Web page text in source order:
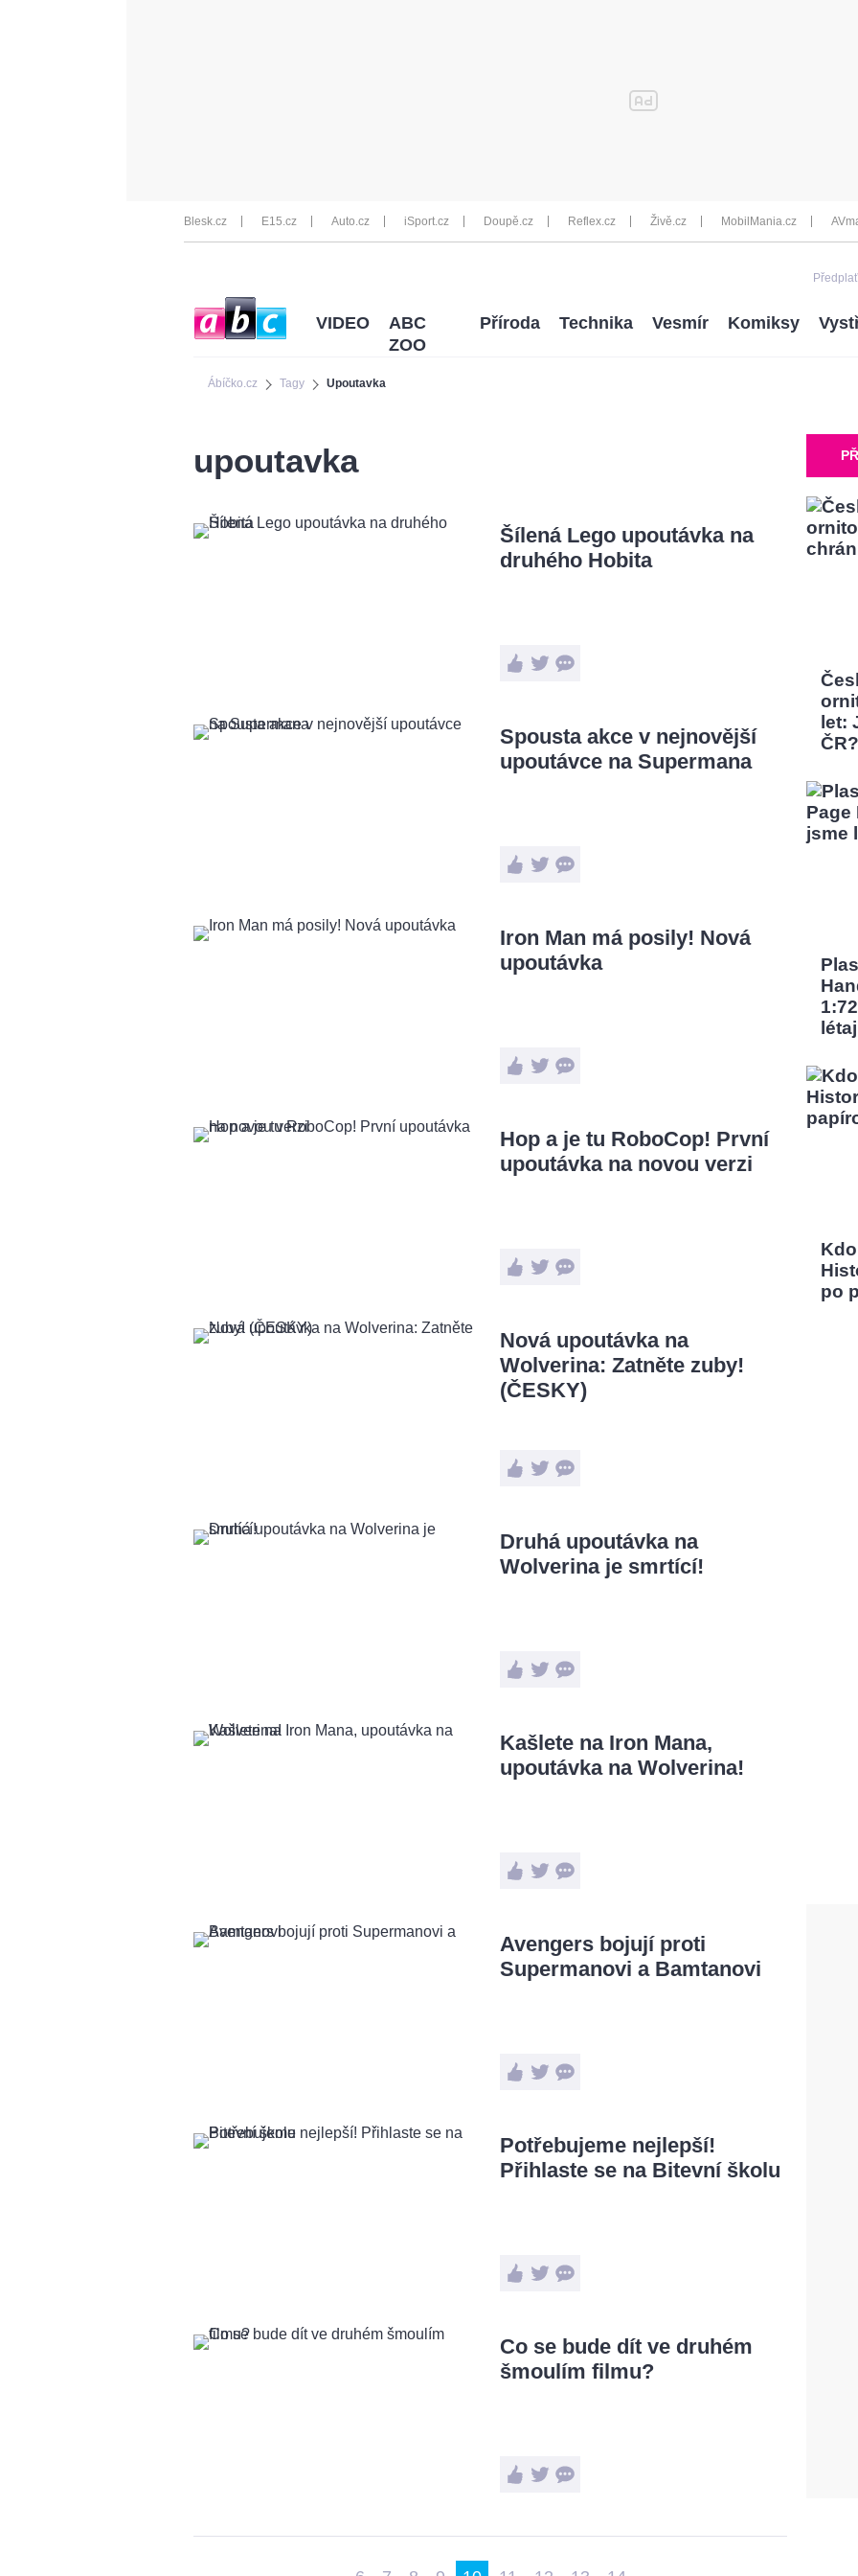
Blesk.cz E15.cz Auto.cz iSport.cz Doupě.cz Reflex.cz Živě.cz MobilMania.cz
Ábíčko.cz Tagy Upoutavka
VIDEO
ABC
ZOO
Příroda Technika Vesmír Komiksy
upoutavka
Šílená Lego upoutávka na
druhého Hobita
Spousta akce v nejnovější
upoutávce na Supermana
Iron Man má posily! Nová
upoutávka
Hop a je tu RoboCop! První
upoutávka na novou verzi
Nová upoutávka na
Wolverina: Zatněte zuby!
(ČESKY)
Druhá upoutávka na
Wolverina je smrtící!
Kašlete na Iron Mana,
upoutávka na Wolverina!
Avengers bojují proti
Supermanovi a Bamtanovi
Potřebujeme nejlepší!
Přihlaste se na Bitevní školu
Co se bude dít ve druhém
šmoulím filmu?
let:
ČR?
po